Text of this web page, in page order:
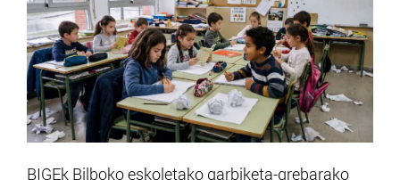
BIGEk Bilboko eskoletako garbiketa-grebarako